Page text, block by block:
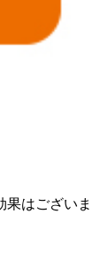
はございま